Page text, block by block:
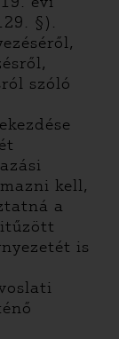
§).
szóló
kell,
a
is